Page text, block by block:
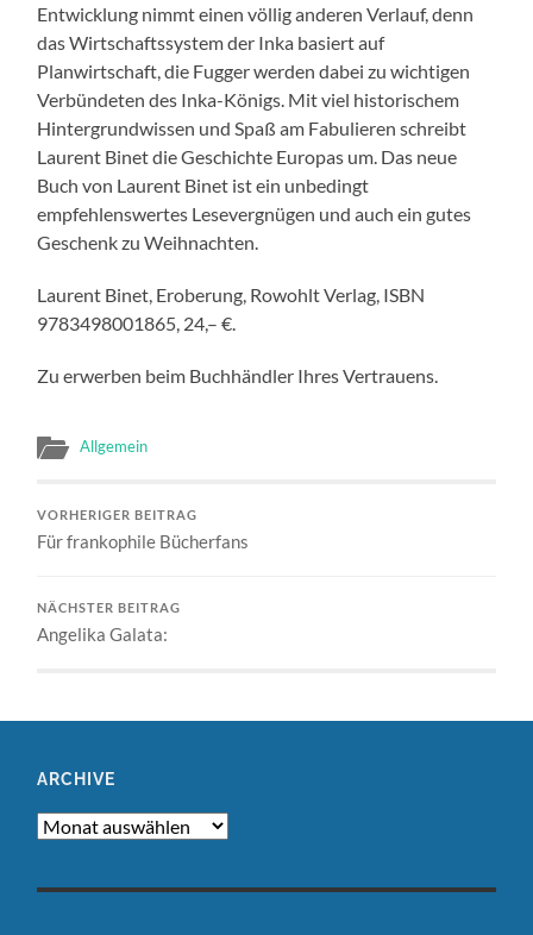
Entwicklung nimmt einen völlig anderen Verlauf, denn
das Wirtschaftssystem der Inka basiert auf
Planwirtschaft, die Fugger werden dabei zu wichtigen
Verbündeten des Inka-Königs. Mit viel historischem
Hintergrundwissen und Spaß am Fabulieren schreibt
Laurent Binet die Geschichte Europas um. Das neue
Buch von Laurent Binet ist ein unbedingt
empfehlenswertes Lesevergnügen und auch ein gutes
Geschenk zu Weihnachten.
Laurent Binet, Eroberung, Rowohlt Verlag, ISBN
9783498001865, 24,– €.
Zu erwerben beim Buchhändler Ihres Vertrauens.
Allgemein
VORHERIGER BEITRAG
Für frankophile Bücherfans
NÄCHSTER BEITRAG
Angelika Galata:
ARCHIVE
Archive